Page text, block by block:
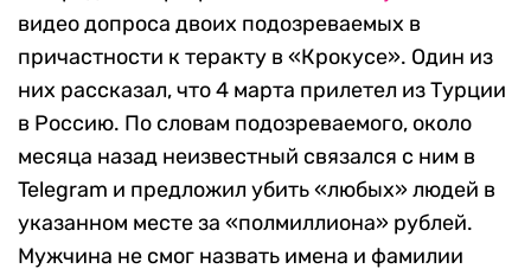
видео допроса двоих подозреваемых в
причастности к теракту в «Крокусе». Один из
них рассказал, что 4 марта прилетел из Турции
в Россию. По словам подозреваемого, около
месяца назад неизвестный связался с ним в
Telegram и предложил убить «любых» людей в
указанном месте за «полмиллиона» рублей.
Мужчина не смог назвать имена и фамилии